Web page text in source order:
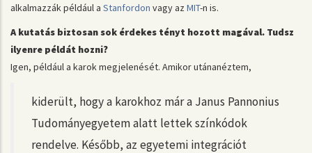
alkalmazzák például a Stanfordon vagy az MIT-n is.
A kutatás biztosan sok érdekes tényt hozott magával. Tudsz
ilyenre példát hozni?
Igen, például a karok megjelenését. Amikor utánanéztem,
kiderült, hogy a karokhoz már a Janus Pannonius
Tudományegyetem alatt lettek színkódok
rendelve. Később, az egyetemi integrációt